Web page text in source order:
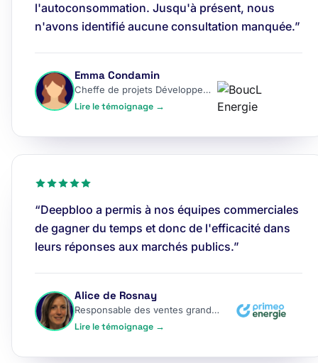
l'autoconsommation. Jusqu'à présent, nous
n'avons identifié aucune consultation manquée.”
Emma Condamin
Cheffe de projets Développement
Lire le témoignage →
“Deepbloo a permis à nos équipes commerciales
de gagner du temps et donc de l'efficacité dans
leurs réponses aux marchés publics.”
Alice de Rosnay
Responsable des ventes grands comptes
Lire le témoignage →